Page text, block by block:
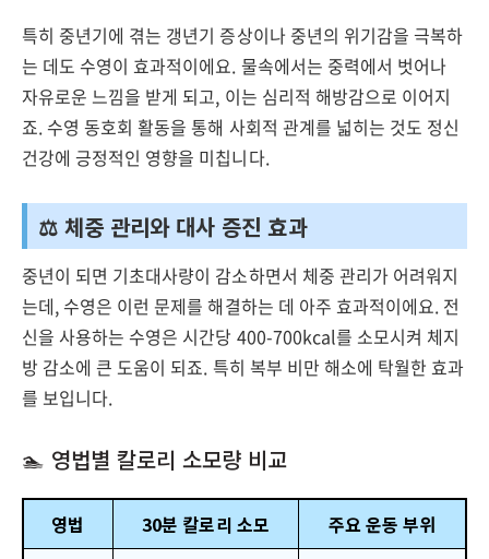
특히 중년기에 겪는 갱년기 증상이나 중년의 위기감을 극복하
는 데도 수영이 효과적이에요. 물속에서는 중력에서 벗어나
자유로운 느낌을 받게 되고, 이는 심리적 해방감으로 이어지
죠. 수영 동호회 활동을 통해 사회적 관계를 넓히는 것도 정신
건강에 긍정적인 영향을 미칩니다.
⚖️ 체중 관리와 대사 증진 효과
중년이 되면 기초대사량이 감소하면서 체중 관리가 어려워지
는데, 수영은 이런 문제를 해결하는 데 아주 효과적이에요. 전
신을 사용하는 수영은 시간당 400-700kcal를 소모시켜 체지
방 감소에 큰 도움이 되죠. 특히 복부 비만 해소에 탁월한 효과
를 보입니다.
🏊 영법별 칼로리 소모량 비교
영법 30분 칼로리 소모
주요 운동 부위